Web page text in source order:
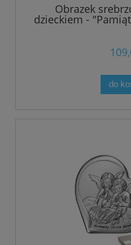
Obrazek
dzieckiem -
do